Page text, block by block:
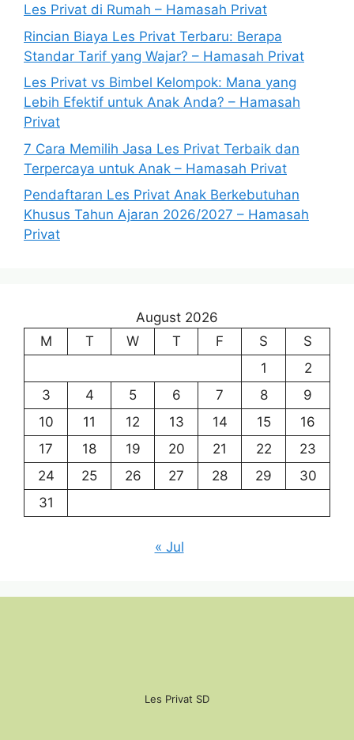
Les Privat di Rumah – Hamasah Privat
Rincian Biaya Les Privat Terbaru: Berapa
Standar Tarif yang Wajar? – Hamasah Privat
Les Privat vs Bimbel Kelompok: Mana yang
Lebih Efektif untuk Anak Anda? – Hamasah
Privat
7 Cara Memilih Jasa Les Privat Terbaik dan
Terpercaya untuk Anak – Hamasah Privat
Pendaftaran Les Privat Anak Berkebutuhan
Khusus Tahun Ajaran 2026/2027 – Hamasah
Privat
August 2026
M
T W T F S
S
1
2
3
4 5 6 7 8
9
10
11 12 13 14 15
16
17
18 19 20 21 22
23
24
25 26 27 28 29
30
31
« Jul
Les Privat SD